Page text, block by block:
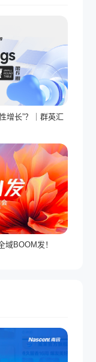
增长”？｜群英汇
域BOOM发！